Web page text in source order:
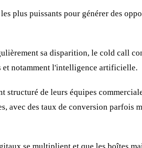
plus puissants pour générer des
sa disparition, le cold call
et notamment l'intelligence artificielle.
structuré de leurs équipes
avec des taux de conversion parfois